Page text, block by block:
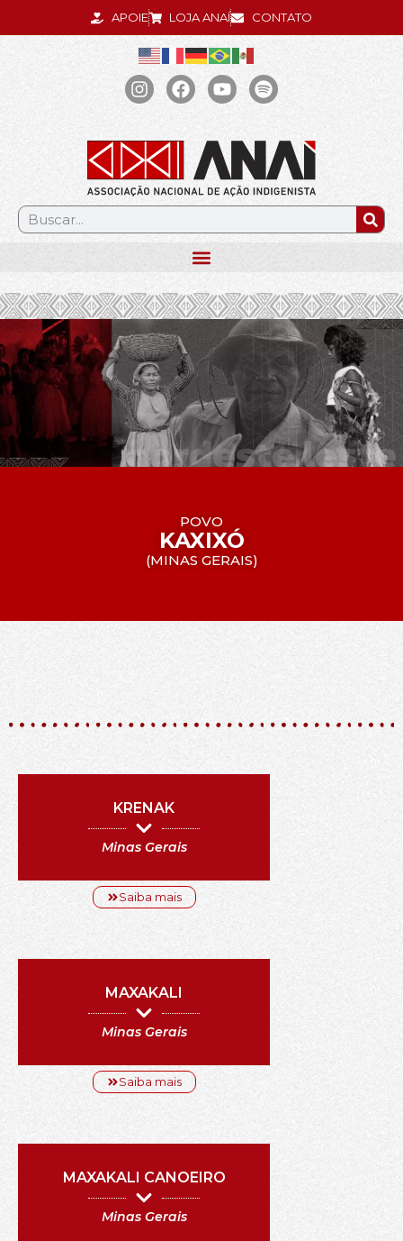
APOIE LOJA ANAÍ CONTATO
.
POVO
KAXIXÓ
(MINAS GERAIS)
KRENAK
Minas Gerais
Saiba mais
MAXAKALI
Minas Gerais
Saiba mais
MAXAKALI CANOEIRO
Minas Gerais